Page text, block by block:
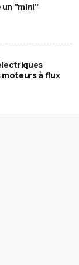
un "mini"
à flux